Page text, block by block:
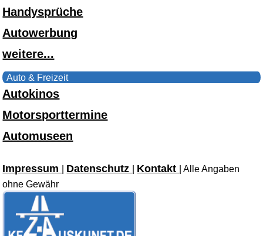
Handysprüche
Autowerbung
weitere...
Auto & Freizeit
Autokinos
Motorsporttermine
Automuseen
Impressum Datenschutz Kontakt
| Alle Angaben
ohne Gewähr